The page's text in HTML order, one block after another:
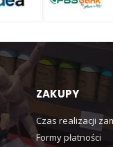
ZAKUPY
Czas realizacji
Formy płatności